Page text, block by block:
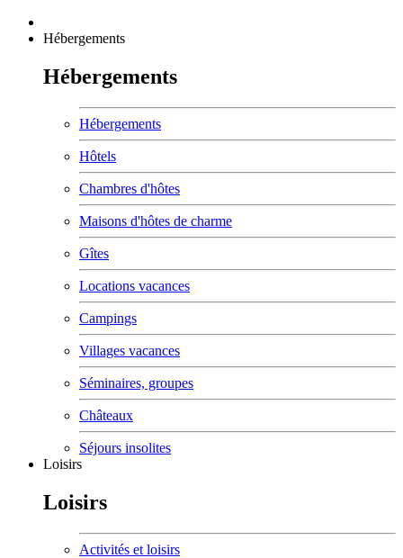
Hébergements
Hébergements
Hébergements
Hôtels
Chambres d'hôtes
Maisons d'hôtes de charme
Gîtes
Locations vacances
Campings
Villages vacances
Séminaires, groupes
Châteaux
Séjours insolites
Loisirs
Loisirs
Activités et loisirs